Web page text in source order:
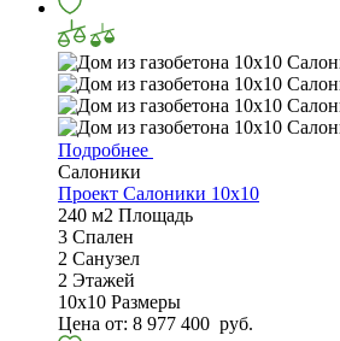
Подробнее
Салоники
Проект Салоники 10х10
240 м2 Площадь
3 Спален
2 Санузел
2 Этажей
10х10 Размеры
Цена от: 8 977 400 руб.